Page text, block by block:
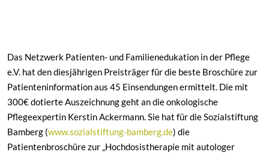
Das Netzwerk Patienten- und Familienedukation in der Pflege
e.V. hat den diesjährigen Preisträger für die beste Broschüre zur
Patienteninformation aus 45 Einsendungen ermittelt. Die mit
300€ dotierte Auszeichnung geht an die onkologische
Pflegeexpertin Kerstin Ackermann. Sie hat für die Sozialstiftung
Bamberg (www.sozialstiftung-bamberg.de) die
Patientenbroschüre zur „Hochdosistherapie mit autologer